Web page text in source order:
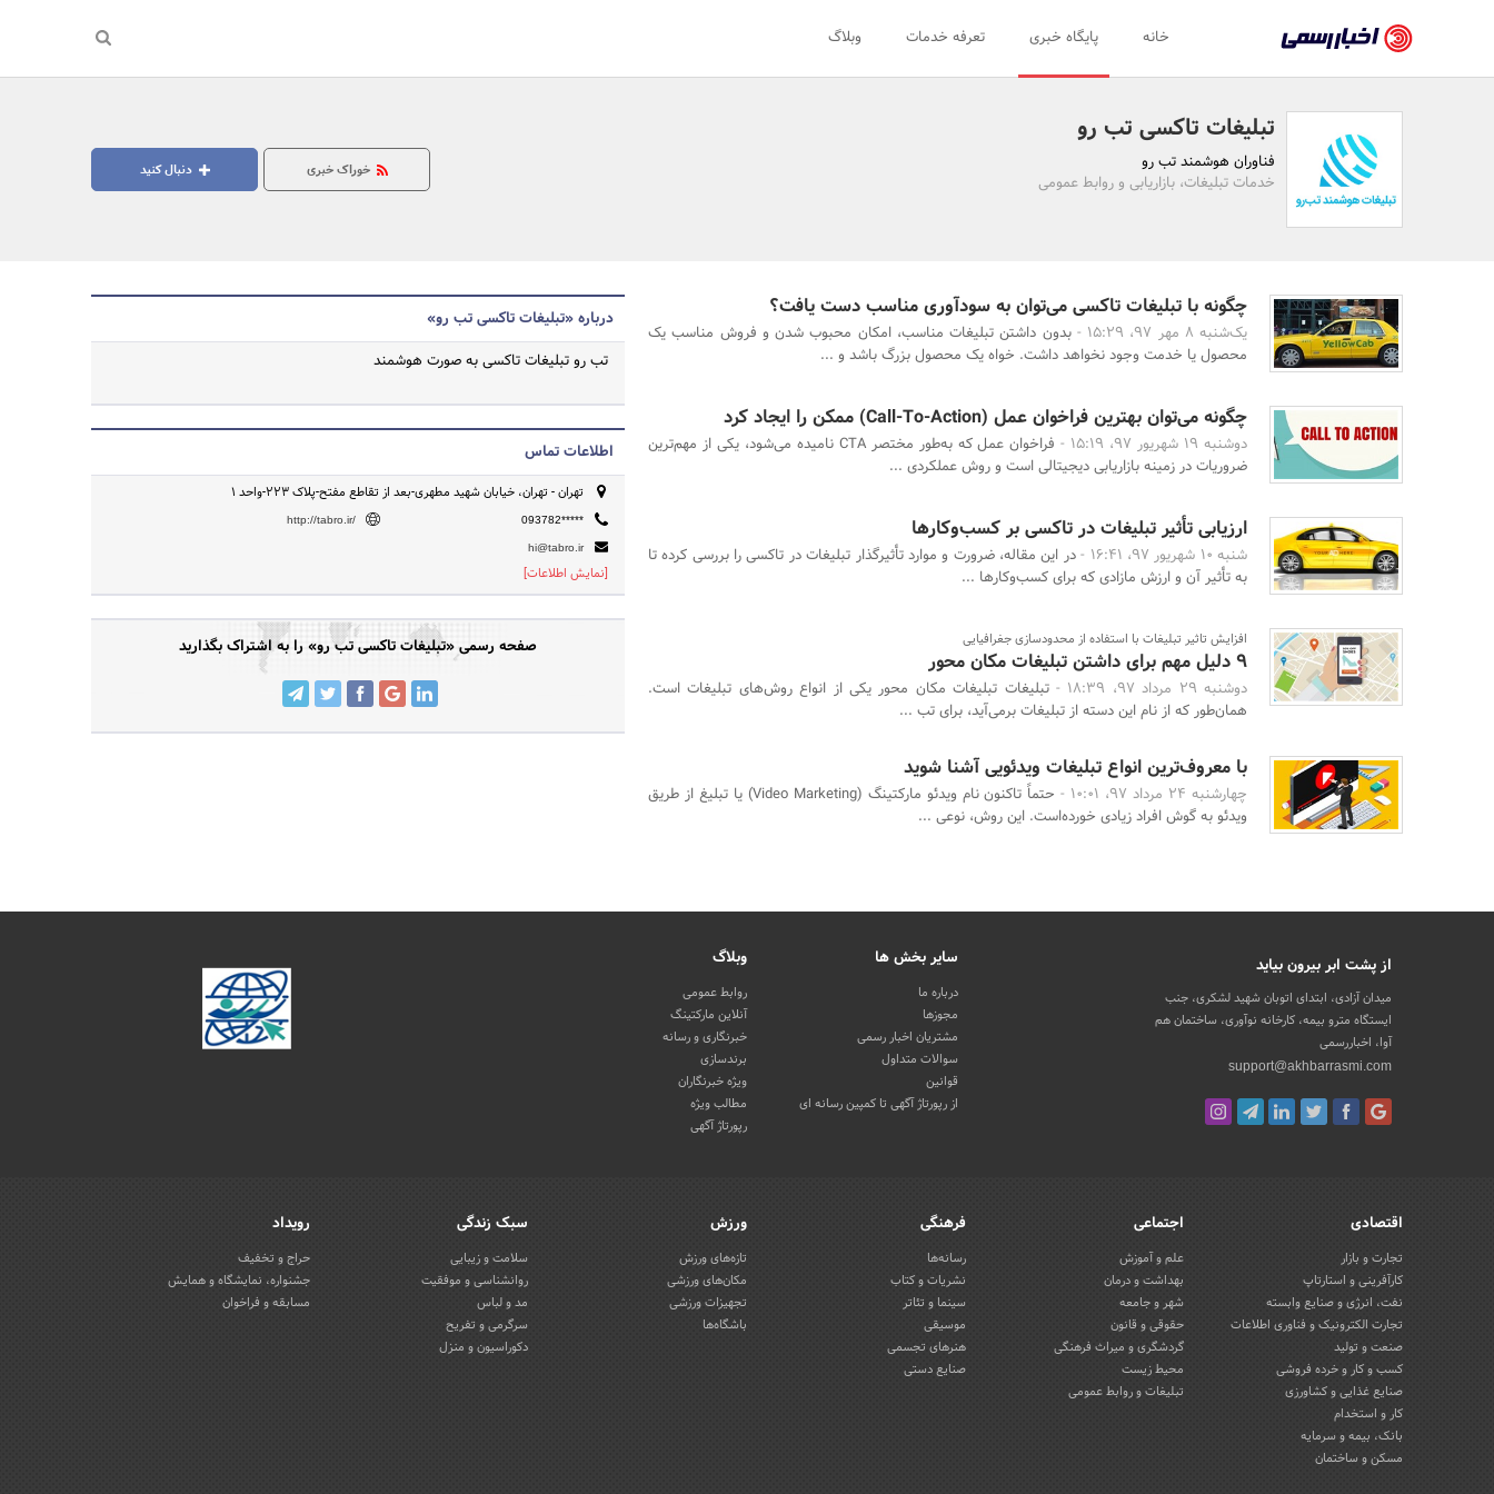
رسمی
-
اخبار
تایید
سازمان‌ها
و
روابط
عمومی‌ها
خانه پایگاه خبری تعرفه خدمات وبلاگ
جستجو
تبلیغات تاکسی تب رو
فناوران هوشمند تب رو
خدمات تبلیغات، بازاریابی و روابط عمومی
دنبال کنید خوراک خبری
چگونه با تبلیغات تاکسی می‌توان به سودآوری مناسب دست یافت؟
یک‌شنبه 8 مهر 97، 15:29 -
بدون داشتن تبلیغات مناسب، امکان محبوب شدن و فروش مناسب یک
محصول یا خدمت وجود نخواهد داشت. خواه یک محصول بزرگ باشد و ...
چگونه می‌توان بهترین فراخوان عمل (Call-To-Action) ممکن را ایجاد کرد
دوشنبه 19 شهریور 97، 15:19 -
فراخوان عمل که به‌طور مختصر CTA نامیده می‌شود، یکی از مهم‌ترین
ضروریات در زمینه بازاریابی دیجیتالی است و روش عملکردی ...
ارزیابی تأثیر تبلیغات در تاکسی بر کسب‌و‌کار‌ها
شنبه 10 شهریور 97، 16:41 -
در این مقاله، ضرورت و موارد تأثیرگذار تبلیغات در تاکسی را بررسی کرده تا
به تأثیر آن و ارزش مازادی که برای کسب‌وکارها ...
افزایش تاثیر تبلیغات با استفاده از محدودسازی جغرافیایی
9 دلیل مهم برای داشتن تبلیغات مکان محور
دوشنبه 29 مرداد 97، 18:39 -
تبلیغات تبلیغات مکان محور یکی از انواع روش‌های تبلیغات است.
همان‌طور که از نام این دسته از تبلیغات برمی‌آید، برای تب ...
با معروف‌ترین انواع تبلیغات ویدئویی آشنا شوید
چهارشنبه 24 مرداد 97، 10:01 -
حتماً تاکنون نام ویدئو مارکتینگ (Video Marketing) یا تبلیغ از طریق
ویدئو به گوش افراد زیادی خورده‌است. این روش، نوعی ...
درباره «تبلیغات تاکسی تب رو»
تب رو تبلیغات تاکسی به صورت هوشمند
اطلاعات تماس
تهران - تهران، خیابان شهید مطهری-بعد از تقاطع مفتح-پلاک 223-واحد 1
093782*****
http://tabro.ir/
hi@tabro.ir
[نمایش اطلاعات]
صفحه رسمی «تبلیغات تاکسی تب رو» را به اشتراک بگذارید
از پشت ابر بیرون بیاید
میدان آزادی، ابتدای اتوبان شهید لشکری، جنب
ایستگاه مترو بیمه، کارخانه نوآوری، ساختمان هم
آوا، اخباررسمی
support@akhbarrasmi.com
سایر بخش ها
درباره ما
مجوزها
مشتریان اخبار رسمی
سوالات متداول
قوانین
از رپورتاژ آگهی تا کمپین رسانه ای
وبلاگ
روابط عمومی
آنلاین مارکتینگ
خبرنگاری و رسانه
برندسازی
ویژه خبرنگاران
مطالب ویژه
رپورتاژ آگهی
اقتصادی
تجارت و بازار
کارآفرینی و استارتاپ
نفت، انرژی و صنایع وابسته
تجارت الکترونیک و فناوری اطلاعات
صنعت و تولید
کسب و کار و خرده فروشی
صنایع غذایی و کشاورزی
کار و استخدام
بانک، بیمه و سرمایه
مسکن و ساختمان
اجتماعی
علم و آموزش
بهداشت و درمان
شهر و جامعه
حقوقی و قانون
گردشگری و میراث فرهنگی
محیط زیست
تبلیغات و روابط عمومی
فرهنگی
رسانه‌ها
نشریات و کتاب
سینما و تئاتر
موسیقی
هنرهای تجسمی
صنایع دستی
ورزش
تازه‌های ورزش
مکان‌های ورزشی
تجهیزات ورزشی
باشگاه‌ها
سبک زندگی
سلامت و زیبایی
روانشناسی و موفقیت
مد و لباس
سرگرمی و تفریح
دکوراسیون و منزل
رویداد
حراج و تخفیف
جشنواره، نمایشگاه و همایش
مسابقه و فراخوان